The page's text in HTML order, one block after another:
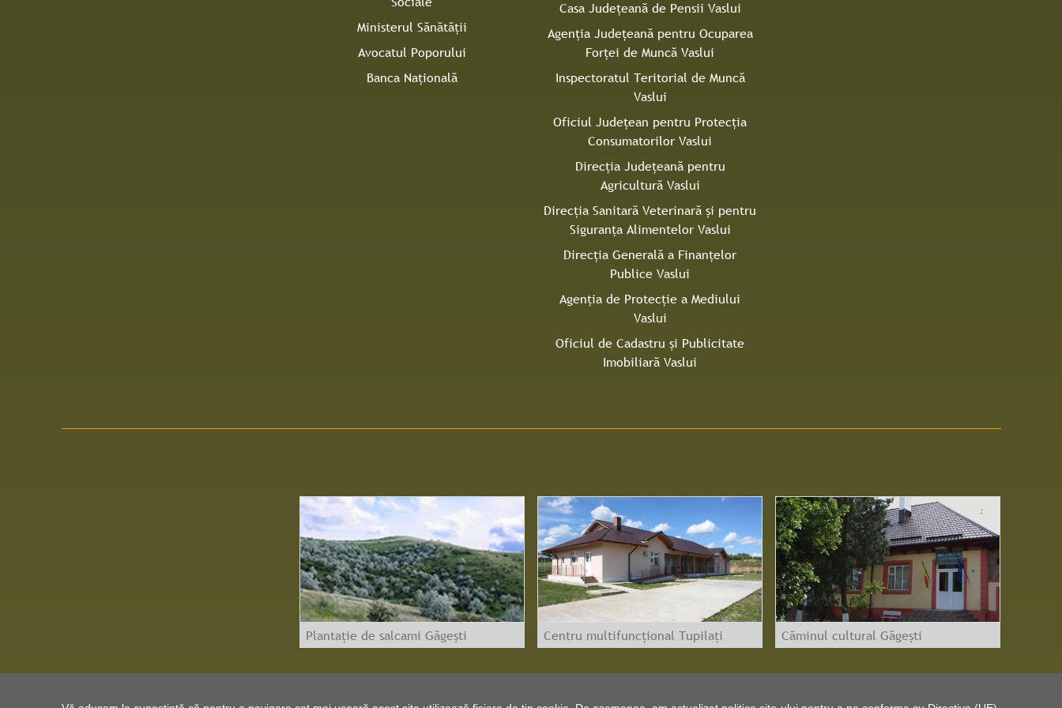
Ministerul Sănătății
Avocatul Poporului
Banca Națională
Casa Judeţeană de Pensii Vaslui
Agenţia Judeţeană pentru Ocuparea
Forţei de Muncă Vaslui
Inspectoratul Teritorial de Muncă
Vaslui
Oficiul Judeţean pentru Protecţia
Consumatorilor Vaslui
Direcţia Județeană pentru
Agricultură Vaslui
Direcţia Sanitară Veterinară şi pentru
Siguranţa Alimentelor Vaslui
Direcţia Generală a Finanţelor
Publice Vaslui
Agenţia de Protecţie a Mediului
Vaslui
Oficiul de Cadastru și Publicitate
Imobiliară Vaslui
Plantație de salcami Găgești Centru multifuncțional Tupilați Căminul cultural Găgești